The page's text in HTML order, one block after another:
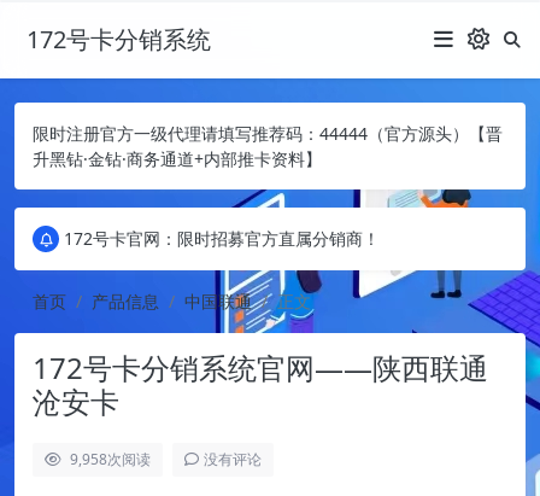
172号卡分销系统
限时注册官方一级代理请填写推荐码：44444（官方源头）【晋
升黑钻·金钻·商务通道+内部推卡资料】
172号卡官网：限时招募官方直属分销商！
172号卡官网：限时招募官方直属分销商！
172号卡官网：限时招募官方直属分销商！
首页 产品信息 中国联通 正文
172号卡分销系统官网——陕西联通
沧安卡
9,958次阅读 没有评论